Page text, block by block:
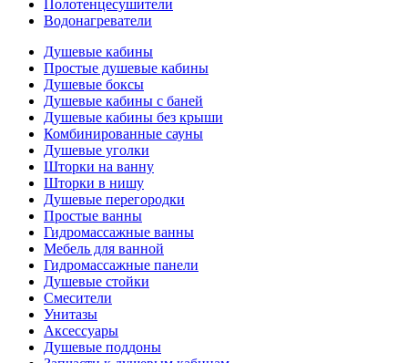
Полотенцесушители
Водонагреватели
Душевые кабины
Простые душевые кабины
Душевые боксы
Душевые кабины с баней
Душевые кабины без крыши
Комбинированные сауны
Душевые уголки
Шторки на ванну
Шторки в нишу
Душевые перегородки
Простые ванны
Гидромассажные ванны
Мебель для ванной
Гидромассажные панели
Душевые стойки
Смесители
Унитазы
Аксессуары
Душевые поддоны